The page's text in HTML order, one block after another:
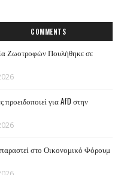
COMMENTS
Ζωοτροφών Πουλήθηκε σε
για AfD στην
στο Οικονομικό Φόρουμ